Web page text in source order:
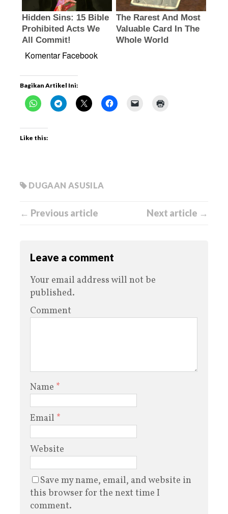
Komentar Facebook
Bagikan Artikel Ini:
Like this:
DUGAAN ASUSILA
← Previous article Next article →
Leave a comment
Your email address will not be
published.
Comment
Name *
Email *
Website
Save my name, email, and website in
this browser for the next time I
comment.